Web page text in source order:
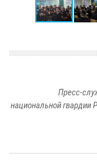
Пресс-
национальной гвардии